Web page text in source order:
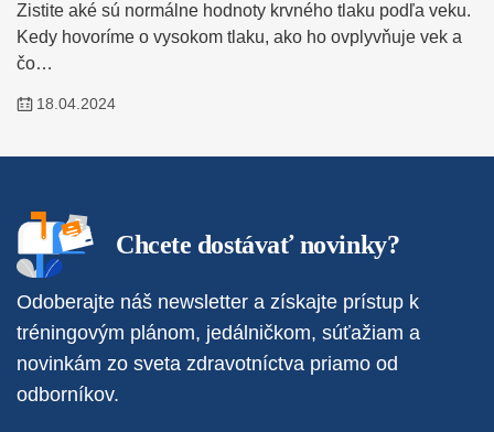
Zistite aké sú normálne hodnoty krvného tlaku podľa veku.
Kedy hovoríme o vysokom tlaku, ako ho ovplyvňuje vek a
čo…
18.04.2024
Chcete dostávať novinky?
Odoberajte náš newsletter a získajte prístup k
tréningovým plánom, jedálničkom, súťažiam a
novinkám zo sveta zdravotníctva priamo od
odborníkov.